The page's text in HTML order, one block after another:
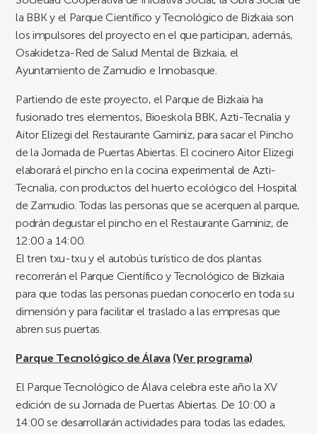
la BBK y el Parque Científico y Tecnológico de Bizkaia son
los impulsores del proyecto en el que participan, además,
Osakidetza-Red de Salud Mental de Bizkaia, el
Ayuntamiento de Zamudio e Innobasque.
Partiendo de este proyecto, el Parque de Bizkaia ha
fusionado tres elementos, Bioeskola BBK, Azti-Tecnalia y
Aitor Elizegi del Restaurante Gaminiz, para sacar el Pincho
de la Jornada de Puertas Abiertas. El cocinero Aitor Elizegi
elaborará el pincho en la cocina experimental de Azti-
Tecnalia, con productos del huerto ecológico del Hospital
de Zamudio. Todas las personas que se acerquen al parque,
podrán degustar el pincho en el Restaurante Gaminiz, de
12:00 a 14:00.
El tren txu-txu y el autobús turístico de dos plantas
recorrerán el Parque Científico y Tecnológico de Bizkaia
para que todas las personas puedan conocerlo en toda su
dimensión y para facilitar el traslado a las empresas que
abren sus puertas.
Parque Tecnológico de Álava (Ver programa)
El Parque Tecnológico de Álava celebra este año la XV
edición de su Jornada de Puertas Abiertas. De 10:00 a
14:00 se desarrollarán actividades para todas las edades,